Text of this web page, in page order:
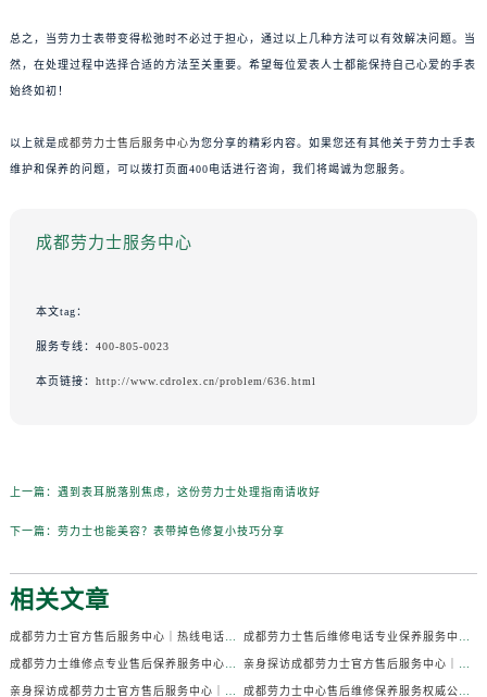
总之，当劳力士表带变得松弛时不必过于担心，通过以上几种方法可以有效解决问题。当
然，在处理过程中选择合适的方法至关重要。希望每位爱表人士都能保持自己心爱的手表
始终如初！
以上就是成都劳力士售后服务中心为您分享的精彩内容。如果您还有其他关于劳力士手表
维护和保养的问题，可以拨打页面400电话进行咨询，我们将竭诚为您服务。
成都劳力士服务中心
本文tag：
服务专线： 400-805-0023
本页链接： http://www.cdrolex.cn/problem/636.html
上一篇： 遇到表耳脱落别焦虑，这份劳力士处理指南请收好
下一篇： 劳力士也能美容？表带掉色修复小技巧分享
相关文章